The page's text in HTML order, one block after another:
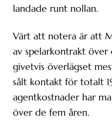
landade runt nollan.
Värt att notera är att
av spelarkontrakt
givetvis överlägset
sålt kontakt för totalt
agentkostnader har
över de fem åren.